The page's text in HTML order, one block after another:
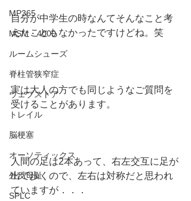
MP365
MSM・4000
ルームシューズ
脊柱管狭窄症
ウェブストア
トレイル
脳梗塞
オーソティックス
外反母趾
SPLC
自分が中学生の時なんてそんなこと考
えたこともなかったですけどね。笑
実は大人の方でも同じようなご質問を
受けることがあります。
人間の足は2本あって、右左交互に足が
出て歩くので、左右は対称だと思われ
ていますが．．．